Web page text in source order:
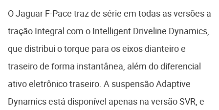
O Jaguar F-Pace traz de série em todas as versões a
tração Integral com o Intelligent Driveline Dynamics,
que distribui o torque para os eixos dianteiro e
traseiro de forma instantânea, além do diferencial
ativo eletrônico traseiro. A suspensão Adaptive
Dynamics está disponível apenas na versão SVR, e